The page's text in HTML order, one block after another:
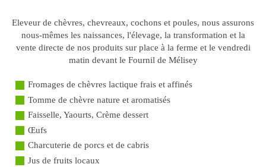
Eleveur de chèvres, chevreaux, cochons et poules, nous assurons
nous-mêmes les naissances, l'élevage, la transformation et la
vente directe de nos produits sur place à la ferme et le vendredi
matin devant le Fournil de Mélisey
Fromages de chèvres lactique frais et affinés
Tomme de chèvre nature et aromatisés
Faisselle, Yaourts, Crème dessert
Œufs
Charcuterie de porcs et de cabris
Jus de fruits locaux